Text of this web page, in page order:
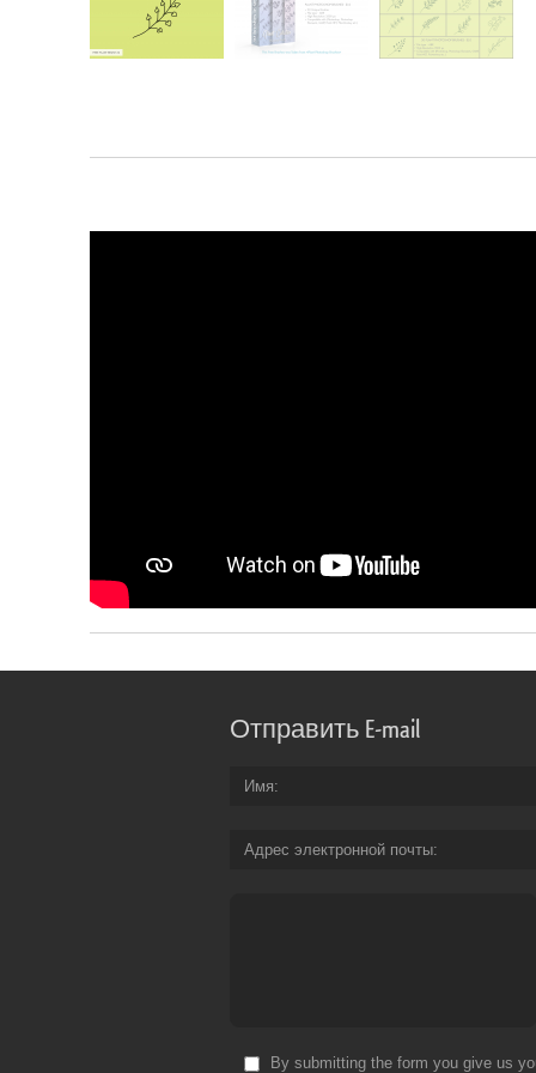
Отправить E-mail
Имя
Адрес электронной почты
By submitting the form you give us